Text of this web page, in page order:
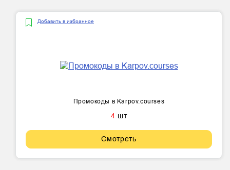
Добавить в избранное
Промокоды в Karpov.courses
4 шт
Смотреть